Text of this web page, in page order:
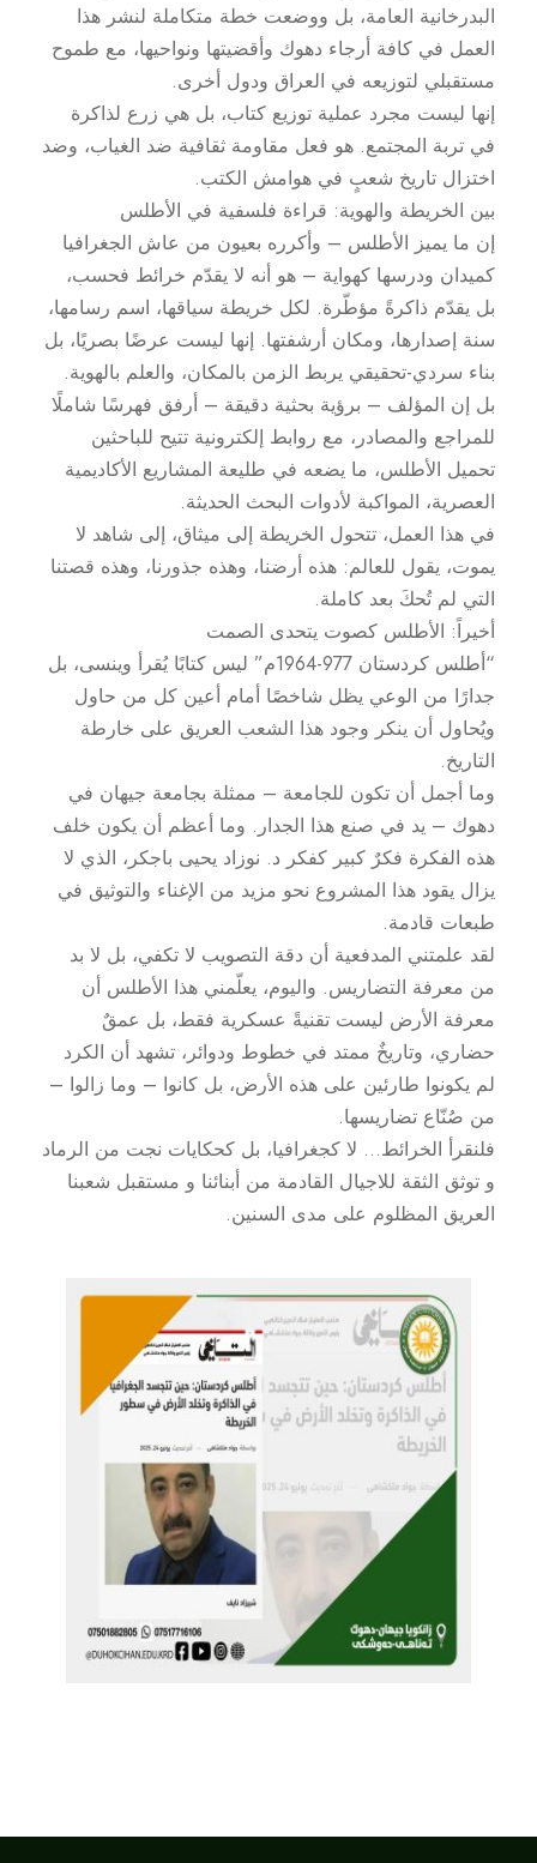
البدرخانية العامة، بل ووضعت خطة متكاملة لنشر هذا
العمل في كافة أرجاء دهوك وأقضيتها ونواحيها، مع طموح
مستقبلي لتوزيعه في العراق ودول أخرى.
إنها ليست مجرد عملية توزيع كتاب، بل هي زرع لذاكرة
في تربة المجتمع. هو فعل مقاومة ثقافية ضد الغياب، وضد
اختزال تاريخ شعبٍ في هوامش الكتب.
بين الخريطة والهوية: قراءة فلسفية في الأطلس
إن ما يميز الأطلس – وأكرره بعيون من عاش الجغرافيا
كميدان ودرسها كهواية – هو أنه لا يقدّم خرائط فحسب،
بل يقدّم ذاكرةً مؤطّرة. لكل خريطة سياقها، اسم رسامها،
سنة إصدارها، ومكان أرشفتها. إنها ليست عرضًا بصريًا، بل
بناء سردي-تحقيقي يربط الزمن بالمكان، والعلم بالهوية.
بل إن المؤلف – برؤية بحثية دقيقة – أرفق فهرسًا شاملًا
للمراجع والمصادر، مع روابط إلكترونية تتيح للباحثين
تحميل الأطلس، ما يضعه في طليعة المشاريع الأكاديمية
العصرية، المواكبة لأدوات البحث الحديثة.
في هذا العمل، تتحول الخريطة إلى ميثاق، إلى شاهد لا
يموت، يقول للعالم: هذه أرضنا، وهذه جذورنا، وهذه قصتنا
التي لم تُحكَ بعد كاملة.
أخيراً: الأطلس كصوت يتحدى الصمت
“أطلس كردستان 977-1964م” ليس كتابًا يُقرأ وينسى، بل
جدارًا من الوعي يظل شاخصًا أمام أعين كل من حاول
ويُحاول أن ينكر وجود هذا الشعب العريق على خارطة
التاريخ.
وما أجمل أن تكون للجامعة – ممثلة بجامعة جيهان في
دهوك – يد في صنع هذا الجدار. وما أعظم أن يكون خلف
هذه الفكرة فكرٌ كبير كفكر د. نوزاد يحيى باجكر، الذي لا
يزال يقود هذا المشروع نحو مزيد من الإغناء والتوثيق في
طبعات قادمة.
لقد علمتني المدفعية أن دقة التصويب لا تكفي، بل لا بد
من معرفة التضاريس. واليوم، يعلّمني هذا الأطلس أن
معرفة الأرض ليست تقنيةً عسكرية فقط، بل عمقٌ
حضاري، وتاريخٌ ممتد في خطوط ودوائر، تشهد أن الكرد
لم يكونوا طارئين على هذه الأرض، بل كانوا – وما زالوا –
من صُنّاع تضاريسها.
فلنقرأ الخرائط… لا كجغرافيا، بل كحكايات نجت من الرماد
و توثق الثقة للاجيال القادمة من أبنائنا و مستقبل شعبنا
العريق المظلوم على مدى السنين.